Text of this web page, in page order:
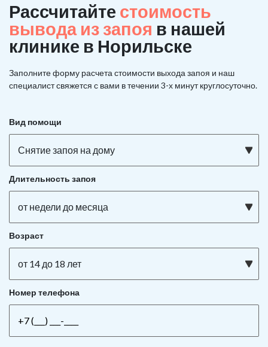
Рассчитайте стоимость
вывода из запоя в нашей
клинике в Норильске
Заполните форму расчета стоимости выхода запоя и наш
специалист свяжется с вами в течении 3-х минут круглосуточно.
Вид помощи
Снятие запоя на дому
Длительность запоя
от недели до месяца
Возраст
от 14 до 18 лет
Номер телефона